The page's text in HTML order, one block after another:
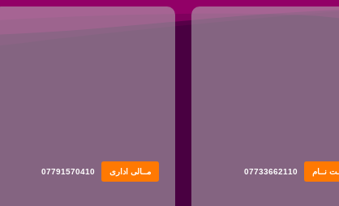
07733662110 نــام 07791570410 مــالی اداری